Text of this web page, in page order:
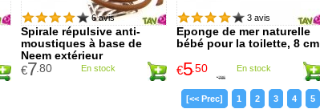
Spirale répulsive anti-
moustiques à base de
Neem extérieur
€7.80 En stock
6 avis
Eponge de mer naturelle
bébé pour la toilette, 8 cm
€7.85
€5.50 En stock
3 avis
[<< Prec] 1 2 3 4 5